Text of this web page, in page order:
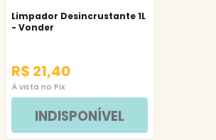
Limpador Desincrustante 1L
- Vonder
R$ 21,40
À vista no Pix
INDISPONÍVEL